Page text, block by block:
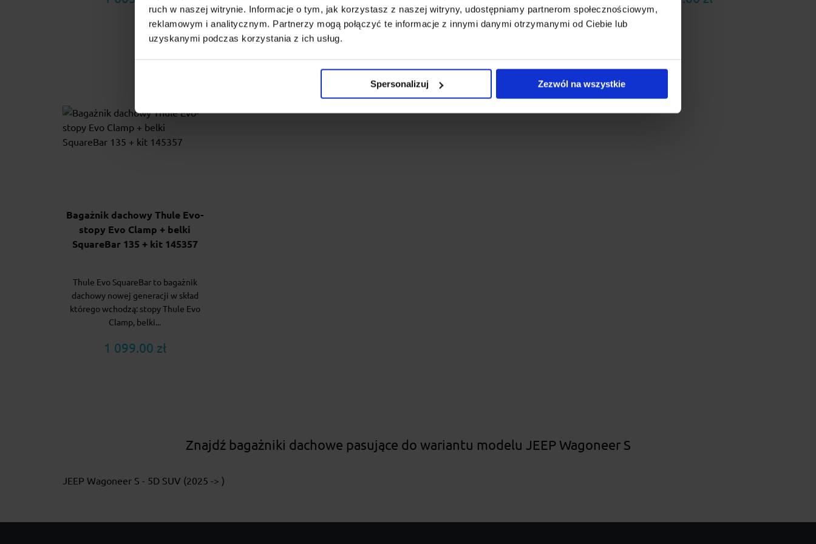
ruch w naszej witrynie. Informacje o tym, jak korzystasz z naszej witryny, udostępniamy partnerom społecznościowym,
reklamowym i analitycznym. Partnerzy mogą połączyć te informacje z innymi danymi otrzymanymi od Ciebie lub
uzyskanymi podczas korzystania z ich usług.
Spersonalizuj Zezwól na wszystkie
Bagażnik dachowy Thule Evo-
stopy Evo Clamp + belki
SquareBar 135 + kit 145357
Thule Evo SquareBar to bagażnik
dachowy nowej generacji w skład
którego wchodzą: stopy Thule Evo
Clamp, belki...
1 099.00 zł
Znajdź bagażniki dachowe pasujące do wariantu modelu JEEP Wagoneer S
JEEP Wagoneer S - 5D SUV (2025 -> )